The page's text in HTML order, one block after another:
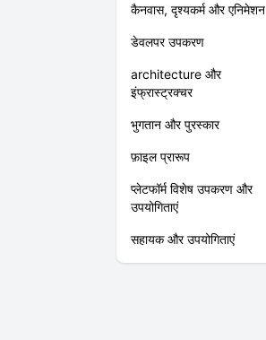
कैनवास, दृश्यकर्म और एनिमेशन
डेवलपर उपकरण
architecture और
इंफ्रास्ट्रक्चर
भुगतान और पुरस्कार
फ़ाइल प्रारूप
प्लेटफॉर्म विशेष उपकरण और
उपयोगिताएं
सहायक और उपयोगिताएं